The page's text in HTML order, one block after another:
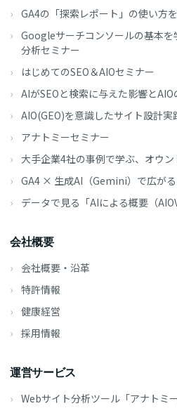
GA4の「探索レポート」の使い方
Googleサーチコンソールの基本を
分析セミナー
はじめてのSEO＆AIOセミナー
AIがSEOと検索に与えた影響と
AIO(GEO)を意識したサイト設計実
アナトミーセミナー
大手企業4社の事例で学ぶ、オウン
GA4 × 生成AI（Gemini）で広が
データで見る「AIによる概要（
会社概要
会社概要・沿革
特許情報
健康経営
採用情報
運営サービス
Webサイト分析ツール「アナトミー